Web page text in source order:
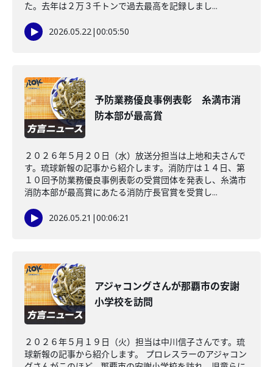
た。去年は２万３千トンで過去最高を記録しまし...
2026.05.22|00:05:50
予防業務優良事例表彰 糸満市消
防本部が最高賞
２０２６年５月２０日（水）放送分担当は上地和夫さんで
す。琉球新報の記事から紹介します。消防庁は１４日、第
１０回予防業務優良事例表彰の受賞団体を発表し、糸満市
消防本部が最高賞にあたる消防庁長官賞を受賞し...
2026.05.21 |00:06:21
アジャコングさんが那覇市の安謝
小学校を訪問
２０２６年５月１９日（火）担当は中川信子さんです。琉
球新報の記事から紹介します。 プロレスラーのアジャコン